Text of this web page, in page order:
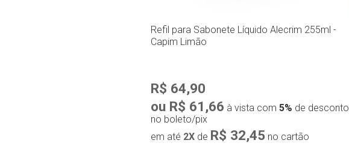
Refil para Sabonete Líquido Alecrim 255ml -
Capim Limão
R$ 64,90
ou R$ 61,66 à vista com 5% de desconto
no boleto/pix
em até 2X de R$ 32,45 no cartão